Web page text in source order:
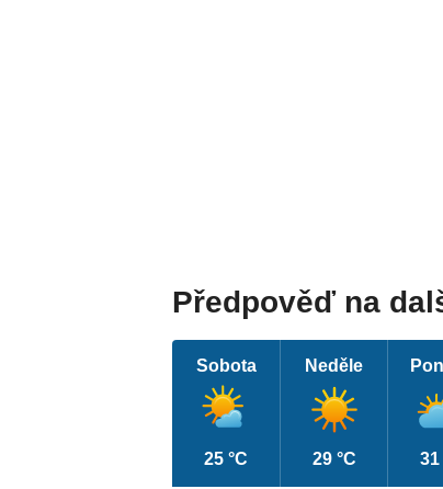
Předpověď na
Sobota
25 °C
Neděle
29 °C 31